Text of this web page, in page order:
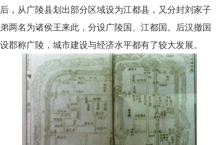
后，从广陵县划出部分区域设为江都县，又分封刘家子
弟两名为诸侯王来此，分设广陵国、江都国。后汉撤国
设郡称广陵，城市建设与经济水平都有了较大发展。